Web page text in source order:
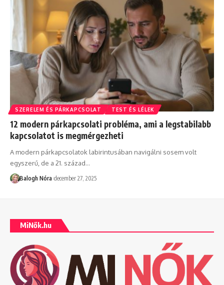
SZERELEM ÉS PÁRKAPCSOLAT TEST ÉS LÉLEK
12 modern párkapcsolati probléma, ami a legstabilabb
kapcsolatot is megmérgezheti
A modern párkapcsolatok labirintusában navigálni sosem volt
egyszerű, de a 21. század…
Balogh Nóra december 27, 2025
MiNők.hu